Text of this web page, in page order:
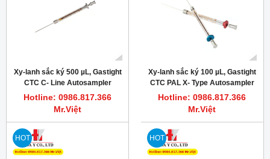
Xy-lanh sắc ký 500 µL, Gastight
CTC C- Line Autosampler
Syringe (7.9 mm), PN: 203349
Hotline: 0986.817.366
Mr.Việt
Xy-lanh sắc ký 100 µL, Gastight
CTC PAL X- Type Autosampler
Syringe (6.6 mm), PN: 204452
Hotline: 0986.817.366
Mr.Việt
HOT HOT